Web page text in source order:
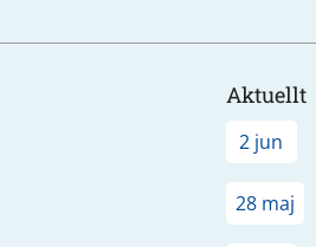
Aktuellt
2 jun
28 maj